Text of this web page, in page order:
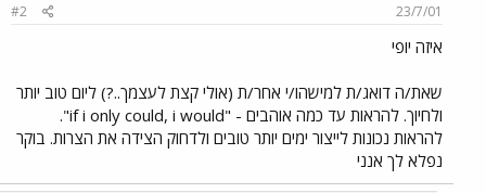
23/7/01
#2
איזה יופי
שאת/ה דואג/ת למישהו/י אחר/ת (אולי קצת לעצמך..?) ליום טוב יותר
ולחיוך. להראות עד כמה אוהבים - "if i only could, i would".
להראות נכונות לייצור ימים יותר טובים ולדחוק הצידה את הצרות. בוקר
נפלא לך אנני